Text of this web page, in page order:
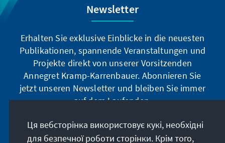
Newsletter
Erhalten Sie exklusive Einblicke in die neuesten
Publikationen, spannende Veranstaltungen und
Projekte direkt von unserer Vorsitzenden
Annegret Kramp-Karrenbauer. Abonnieren Sie
jetzt unseren Newsletter und bleiben Sie immer
auf dem Laufenden.
Jetzt abonnieren
Ця вебсторінка використовує кукі, необхідні
для безпечної роботи сторінки. Крім того,